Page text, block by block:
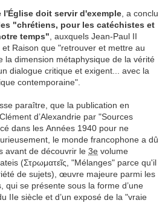
l'Église doit servir d'exemple , a conclu
"chrétiens, pour les catéchistes et
temps" , auxquels Jean-Paul II
Raison que "retrouver et mettre au
la dimension métaphysique de la vérité
dialogue critique et exigent... avec la
contemporaine".
paraître, que la publication en
d’Alexandrie par "Sources
dans les Années 1940 pour ne
le monde francophone a dû
avant de découvrir le 3e volume
(Στρωματεῖς, "Mélanges" parce qu'il
de sujets), œuvre majeure parmi les
qui se présente sous la forme d’une
IIe siècle et d’un exposé de la "vraie